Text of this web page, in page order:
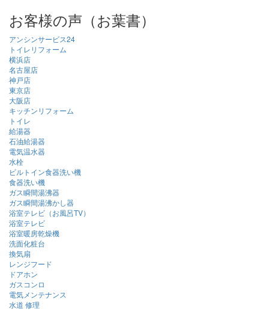
お客様の声（お葉書）
アンシンサービス24
トイレリフォーム
横浜店
名古屋店
神戸店
東京店
大阪店
キッチンリフォーム
トイレ
給湯器
石油給湯器
電気温水器
水栓
ビルトイン食器洗い機
食器洗い機
ガス瞬間湯沸器
ガス瞬間湯沸かし器
浴室テレビ（お風呂TV）
浴室テレビ
浴室暖房乾燥機
洗面化粧台
換気扇
レンジフード
ドアホン
ガスコンロ
電気メンテナンス
水道 修理